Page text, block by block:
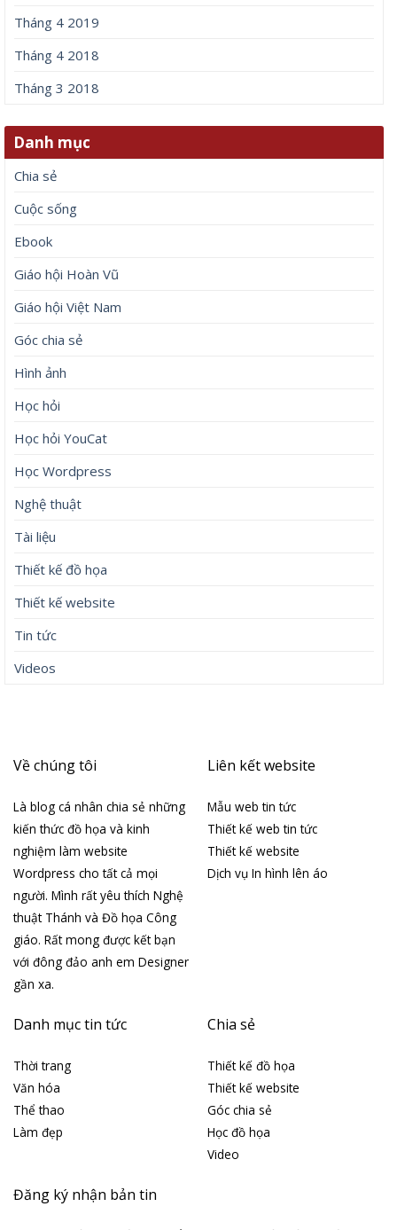
Tháng 4 2019
Tháng 4 2018
Tháng 3 2018
Danh mục
Chia sẻ
Cuộc sống
Ebook
Giáo hội Hoàn Vũ
Giáo hội Việt Nam
Góc chia sẻ
Hình ảnh
Học hỏi
Học hỏi YouCat
Học Wordpress
Nghệ thuật
Tài liệu
Thiết kế đồ họa
Thiết kế website
Tin tức
Videos
Về chúng tôi
Là blog cá nhân chia sẻ những
kiến thức đồ họa và kinh
nghiệm làm website
Wordpress cho tất cả mọi
người. Mình rất yêu thích Nghệ
thuật Thánh và Đồ họa Công
giáo. Rất mong được kết bạn
với đông đảo anh em Designer
gần xa.
Liên kết website
Mẫu web tin tức
Thiết kế web tin tức
Thiết kế website
Dịch vụ In hình lên áo
Danh mục tin tức
Thời trang
Văn hóa
Thể thao
Làm đẹp
Chia sẻ
Thiết kế đồ họa
Thiết kế website
Góc chia sẻ
Học đồ họa
Video
Đăng ký nhận bản tin